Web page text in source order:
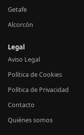
Getafe
Alcorcón
Legal
Aviso Legal
Política de Cookies
Política de Privacidad
Contacto
Quiénes somos